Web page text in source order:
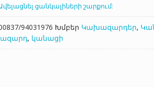
ցանկալիների շարքում:
94031976 Խմբեր Կախազարդեր,
, կանացի